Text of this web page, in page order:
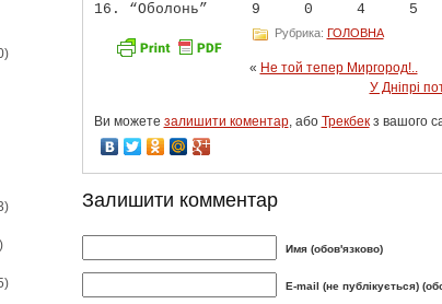
16. “Оболонь” 9 0 4 5
Рубрика: ГОЛОВНА
« Не той тепер Миргород!..
У Дніпрі
Ви можете залишити коментар, або Трекбекз вашого
Залишити комментар
Имя (обов'язково)
E-mail (не публікується)